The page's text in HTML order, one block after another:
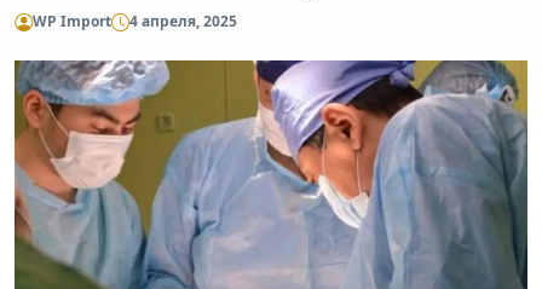
WP Import 4 апреля, 2025